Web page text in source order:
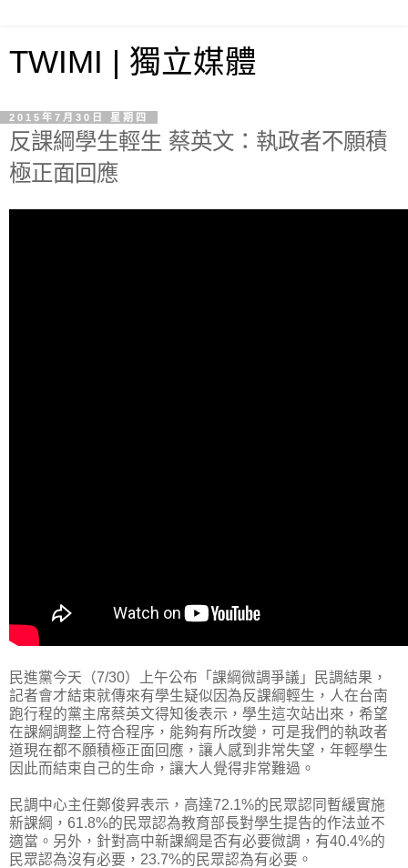
TWIMI | 獨立媒體
2015年7月30日 星期四
反課綱學生輕生 蔡英文：執政者不願積
極正面回應
民進黨今天（7/30）上午公布「課綱微調爭議」民調結果，
記者會才結束就傳來有學生疑似因為反課綱輕生，人在台南
跑行程的黨主席蔡英文得知後表示，學生這次站出來，希望
在課綱調整上符合程序，能夠有所改變，可是我們的執政者
道現在都不願積極正面回應，讓人感到非常失望，年輕學生
因此而結束自己的生命，讓大人覺得非常難過。
民調中心主任鄭俊昇表示，高達72.1%的民眾認同暫緩實施
新課綱，61.8%的民眾認為教育部長對學生提告的作法並不
適當。另外，針對高中新課綱是否有必要微調，有40.4%的
民眾認為沒有必要，23.7%的民眾認為有必要。